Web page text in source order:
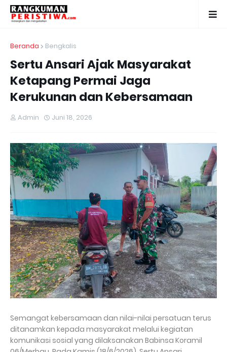
Beranda Bengkalis
Sertu Ansari Ajak Masyarakat
Ketapang Permai Jaga
Kerukunan dan Kebersamaan
Admin Juni 18, 2026
Semangat kebersamaan dan nilai-nilai persatuan terus
ditanamkan kepada masyarakat melalui kegiatan
komunikasi sosial yang dilaksanakan Babinsa Koramil